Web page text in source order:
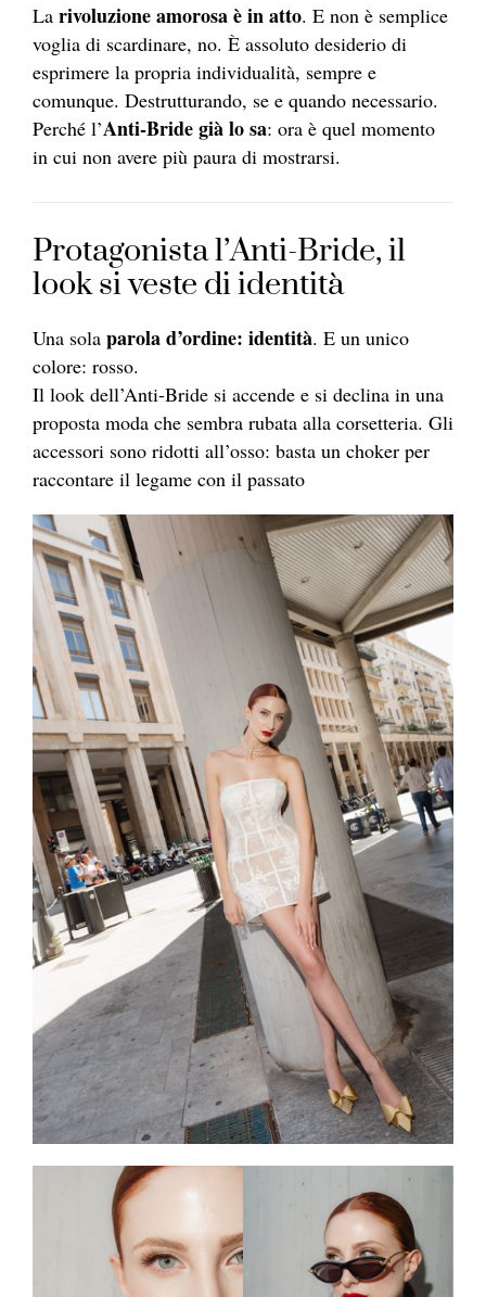
La rivoluzione amorosa è in atto. E non è semplice
voglia di scardinare, no. È assoluto desiderio di
esprimere la propria individualità, sempre e
comunque. Destrutturando, se e quando necessario.
Perché l’Anti-Bride già lo sa: ora è quel momento
in cui non avere più paura di mostrarsi.
Protagonista l’Anti-Bride, il
look si veste di identità
Una sola parola d’ordine: identità. E un unico
colore: rosso.
Il look dell’Anti-Bride si accende e si declina in una
proposta moda che sembra rubata alla corsetteria. Gli
accessori sono ridotti all’osso: basta un choker per
raccontare il legame con il passato